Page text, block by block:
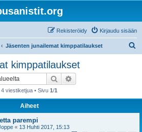
Kirjaudu sisään
Rekisteröidy
Jäsenten junailemat kimppatilaukset
kimppatilaukset
Etsi
4 viestiketjua • Sivu 1/1
Aiheet
parempi
« 13 Huhti 2017, 15:13